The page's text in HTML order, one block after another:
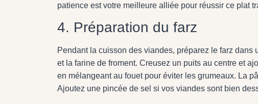
patience est votre meilleure alliée pour réussir ce plat
4. Préparation du farz
Pendant la cuisson des viandes, préparez le farz
et la farine de froment. Creusez un puits au centre et
en mélangeant au fouet pour éviter les grumeaux. La
Ajoutez une pincée de sel si vos viandes sont bien